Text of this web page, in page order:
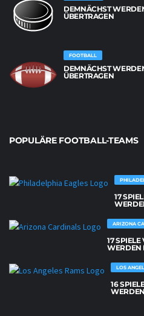
DEMNÄCHST
ÜBERTRAGEN
FOOTBALL
DEMNÄCHST
ÜBERTRAGEN
POPULÄRE FOOTBALL-TEAMS
17
ARIZONA
17
WERDEN
LOS
16